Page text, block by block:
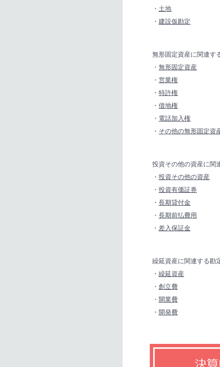
・ 土地
・ 建設仮勘定
無形固定資産に関連す
・ 無形固定資産
・ 営業権
・ 特許権
・ 借地権
・ 電話加入権
・ その他の無形固定資
投資その他の資産に関
・ 投資その他の資産
・ 投資有価証券
・ 長期貸付金
・ 長期前払費用
・ 差入保証金
繰延資産に関連する勘
・ 繰延資産
・ 創立費
・ 開業費
・ 開発費